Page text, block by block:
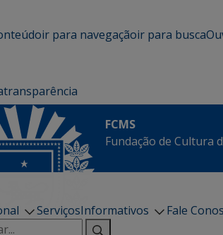
ir para navegaçãoir para busca
transparência
FCMS
Fundação de Cultura
ServiçosInformativos
Fale